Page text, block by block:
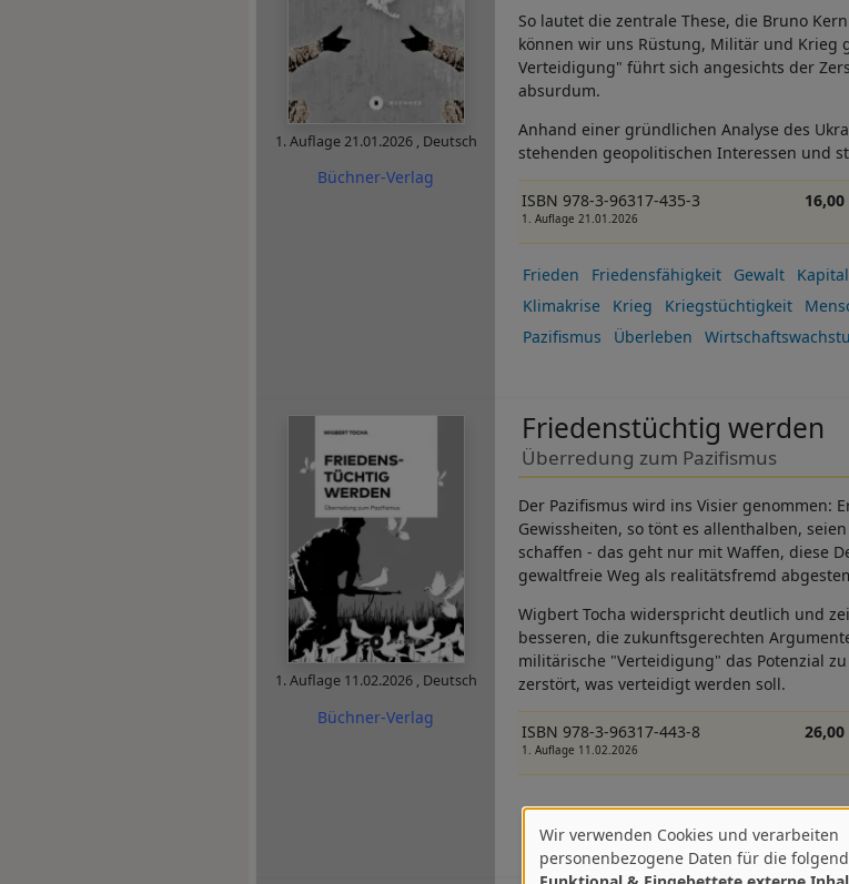
1. Auflage21.01.2026 , Deutsch
Büchner-Verlag
So lautet die zentrale These, die Bruno
können wir uns Rüstung, Militär und Krieg
Verteidigung" führt sich angesichts der
absurdum.
Anhand einer gründlichen Analyse des
stehenden geopolitischen Interessen und
ISBN 978-3-96317-435-3
1. Auflage 21.01.2026
Frieden Friedensfähigkeit Gewalt
Klimakrise
Krieg Kriegstüchtigkeit
Pazifismus
Überleben
1. Auflage 11.02.2026 , Deutsch
Büchner-Verlag
Friedenstüchtig werden
Überredung zum Pazifismus
Der Pazifismus wird ins Visier genommen:
Gewissheiten, so tönt es allenthalben,
schaffen - das geht nur mit Waffen, diese
gewaltfreie Weg als realitätsfremd
Wigbert Tocha widerspricht deutlich und
besseren, die zukunftsgerechten
militärische "Verteidigung" das Potenzial
zerstört, was verteidigt werden soll.
ISBN 978-3-96317-443-8
1. Auflage 11.02.2026
Verwendung
Wir verwenden Cookies und verarbeiten
personenbezogene Daten für die